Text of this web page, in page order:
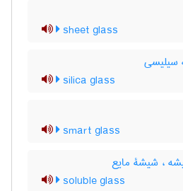
sheet glass
silica glass
smart glass
، شیشۀ مایع
soluble glass